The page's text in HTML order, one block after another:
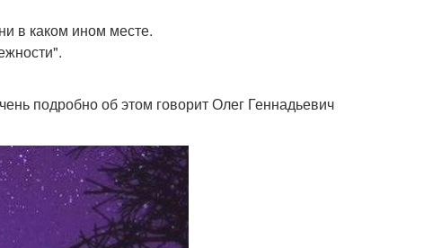
в каком ином месте.
подробно об этом говорит Олег Геннадьевич